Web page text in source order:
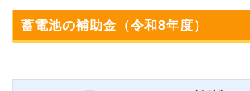
蓄電池の補助金（令和8年度）